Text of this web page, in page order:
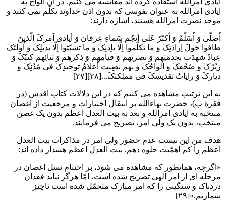
ایادی امرالله به عنوان نفوسی که بدون اذن خداوند تکلّم نمی کنند و
موجد نصرت امرالله هستند، اشاره دارند:
اُصَلّی وَ اُسَلّمُ وَ اُکبّرُ عَلی أنجُم سَماءِ عِرفان وَ أیادی اَمرکَ الّذینَ
طافوا حَولَ اِرادَتِکَ وَ ما تکلّموا اِلّا باِذنِکَ وَ ما تشبّثوا اِلّا بذیلِکَ وَ اُولئکَ
عِبادٌ شهدَت بخِدمَتِهم وَ نصرتِهم وَ قیامِهم وَ ذِکرهِم وَ ثنائِهم کتبُکَ وَ
زبُرُکَ وَ صُحُفکَ وَ اَلواحُکَ وَ بهم نصِبت أعلامُ توحیدِکَ فی مُدُنِکَ وَ
دیارکَ وَ رایاتُ تقدیسِکَ فی مَملِکتکَ...[۲۸][۲۷]
به این ترتیب مشاهده می کنیم که در این دلالات کتاب اقدس (در
فقرۀ ب)، حضرت بهاءالله بر انتقال اختیارات و مرجعیت از اغصان
منتخبه به ایادی امرالله و بعد به بیت العدل اعظم بدون یک غصن
منتخب، بدون یک ولی امر، تصریح می فرمایند.
هدف من این نیست عدم حضور ولی امر در مذاکرات بیت العدل
اعظم را کم اهمّیت جلوه دهم. بیت العدل اعظم هشدار داده اند:
«اگرچه، همانطور که مشاهده می شود، بر اختتام نسل اغصان در
مرحله ای از امر الهی تصریح شده است، امّا هرگز نباید فقدان
دردناک و سنگینی را که امر مبارک متحمّل شده است ناچیز
شماریم.»[۲۹]